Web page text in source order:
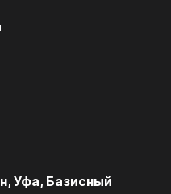
Уфа, Базисный